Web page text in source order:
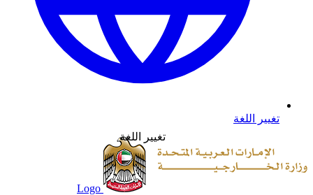
تغيير اللغة
تغيير اللغة
Logo